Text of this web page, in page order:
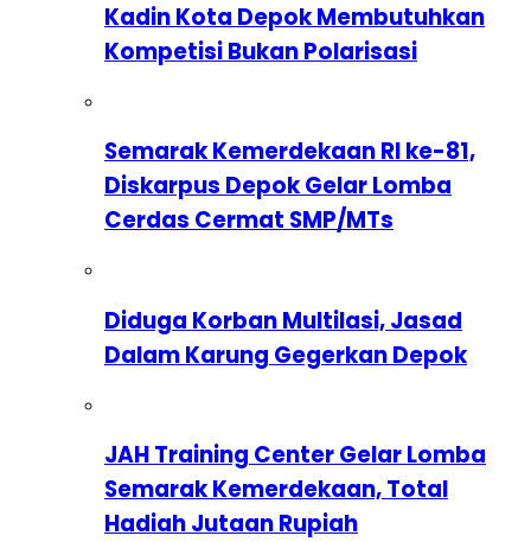
Kadin Kota Depok Membutuhkan
Kompetisi Bukan Polarisasi
Semarak Kemerdekaan RI ke-81,
Diskarpus Depok Gelar Lomba
Cerdas Cermat SMP/MTs
Diduga Korban Multilasi, Jasad
Dalam Karung Gegerkan Depok
JAH Training Center Gelar Lomba
Semarak Kemerdekaan, Total
Hadiah Jutaan Rupiah